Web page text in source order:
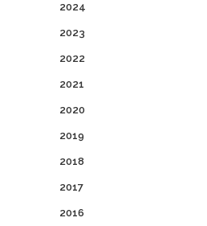
2024
2023
2022
2021
2020
2019
2018
2017
2016